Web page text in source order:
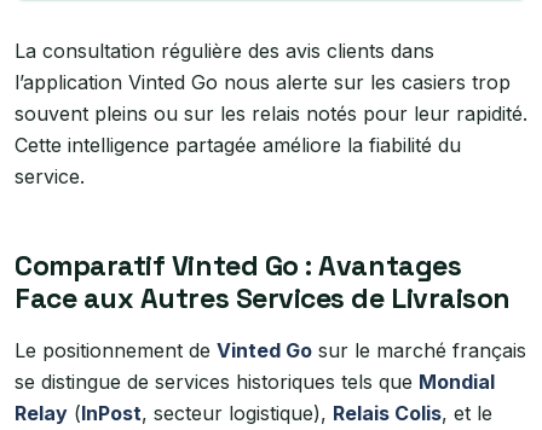
La consultation régulière des avis clients dans
l’application Vinted Go nous alerte sur les casiers trop
souvent pleins ou sur les relais notés pour leur rapidité.
Cette intelligence partagée améliore la fiabilité du
service.
Comparatif Vinted Go : Avantages
Face aux Autres Services de Livraison
Le positionnement de Vinted Go sur le marché français
se distingue de services historiques tels que Mondial
Relay (InPost, secteur logistique), Relais Colis, et le